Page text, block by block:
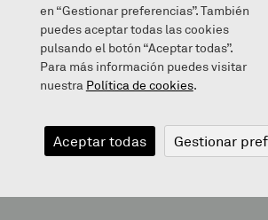
2014/05/28
CRISTOBAL
en “Gestionar preferencias”. También
puedes aceptar todas las cookies
pulsando el botón “Aceptar todas”.
Para más información puedes visitar
nuestra Política de cookies.
Aceptar todas Gestionar